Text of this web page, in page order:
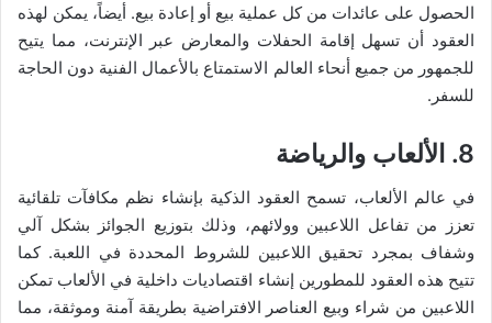
الحصول على عائدات من كل عملية بيع أو إعادة بيع. أيضاً، يمكن لهذه
العقود أن تسهل إقامة الحفلات والمعارض عبر الإنترنت، مما يتيح
للجمهور من جميع أنحاء العالم الاستمتاع بالأعمال الفنية دون الحاجة
للسفر.
8. الألعاب والرياضة
في عالم الألعاب، تسمح العقود الذكية بإنشاء نظم مكافآت تلقائية
تعزز من تفاعل اللاعبين وولائهم، وذلك بتوزيع الجوائز بشكل آلي
وشفاف بمجرد تحقيق اللاعبين للشروط المحددة في اللعبة. كما
تتيح هذه العقود للمطورين إنشاء اقتصاديات داخلية في الألعاب تمكن
اللاعبين من شراء وبيع العناصر الافتراضية بطريقة آمنة وموثقة، مما